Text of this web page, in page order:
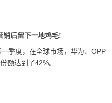
销后留下一地鸡毛!
季度，在全球市场，华为、OPP
额达到了42%。